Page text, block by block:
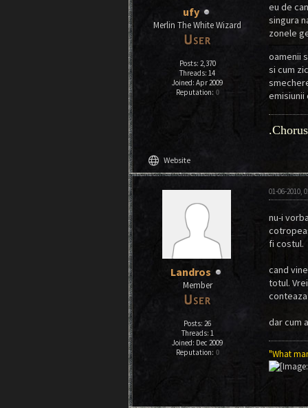
ufy
Merlin The White Wizard
Posts: 2,370
Threads: 14
Joined: Apr 2009
Reputation: 0
eu de
singura
zonele
oamenii
si cum
emisiunii
language Website
Landros
Member
Posts: 26
Threads: 1
Joined: Dec 2009
Reputation: 0
01-06-2010,
nu-i
fi costul.
cand
totul.
dar cum
"What